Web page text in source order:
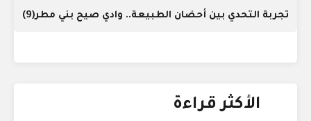
تجربة التحدي بين أحضان الطبيعة.. وادي صيح بني مطر(9)
الأكثر قراءة